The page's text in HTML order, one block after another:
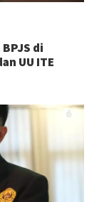
di
UU ITE